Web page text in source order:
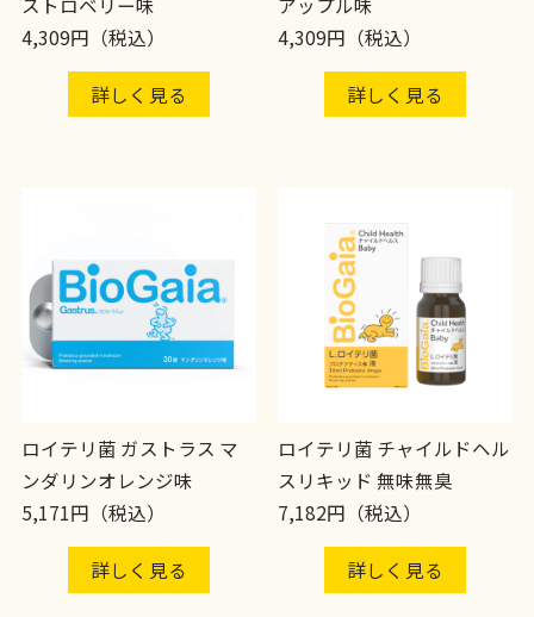
4,309円（税込）
詳しく見る
4,309円（税込）
詳しく見る
ロイテリ菌 ガストラス マ
ンダリンオレンジ味
5,171円（税込）
詳しく見る
ロイテリ菌 チャイルドヘル
スリキッド 無味無臭
7,182円（税込）
詳しく見る